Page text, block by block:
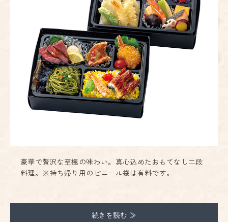
豪華で贅沢な至極の味わい。真心込めたおもてなし二段
料理。※持ち帰り用のビニール袋は有料です。
続きを読む ≫